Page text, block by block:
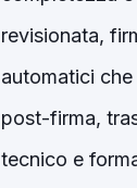
revisionata,
automatici
post-firma,
tecnico e